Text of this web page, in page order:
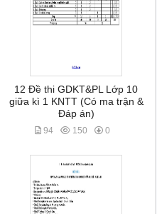
12 Đề thi GDKT&PL Lớp 10
giữa kì 1 KNTT (Có ma trận &
Đáp án)
94 150 0